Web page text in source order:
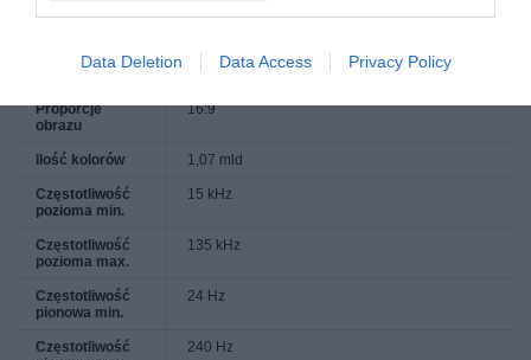
Data Deletion Data Access Privacy Policy
odległość
Proporcje
obrazu
16:9
Ilość kolorów 1,07 mld
Częstotliwość
pozioma min.
15 kHz
Częstotliwość
pozioma max.
135 kHz
Częstotliwość
pionowa min.
24 Hz
Częstotliwość
240 Hz